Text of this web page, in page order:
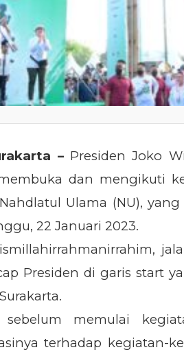
– Presiden Joko
dan mengikuti
Ulama (NU),
22 Januari 2023.
Presiden di garis start
sebelum memulai
terhadap kegiatan-